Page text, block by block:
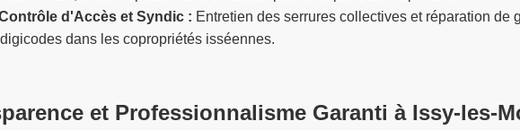
d'Accès et Syndic : Entretien des serrures collectives et réparation de
dans les copropriétés isséennes.
et Professionnalisme Garanti à Issy-les-